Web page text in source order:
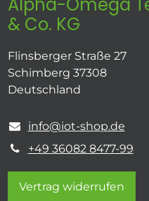
& Co. KG
Flinsberger Straße 27
Schimberg 37308
Deutschland
info@iot-shop.de
+49 36082 8477-99
Vertrag widerrufen